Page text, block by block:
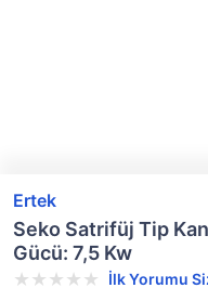
Ertek
Seko Satrifüj Tip
Gücü: 7,5 Kw
İlk Yorumu